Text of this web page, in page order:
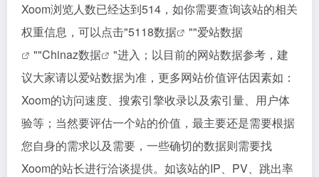
Xoom浏览人数已经达到514，如你需要查询该站的相关
权重信息，可以点击"5118数据 ""爱站数据
""Chinaz数据
"进入；以目前的网站数据参考，建
议大家请以爱站数据为准，更多网站价值评估因素如：
Xoom的访问速度、搜索引擎收录以及索引量、用户体
验等；当然要评估一个站的价值，最主要还是需要根据
您自身的需求以及需要，一些确切的数据则需要找
Xoom的站长进行洽谈提供。如该站的IP、PV、跳出率